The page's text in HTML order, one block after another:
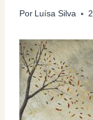
Por Luísa Silva